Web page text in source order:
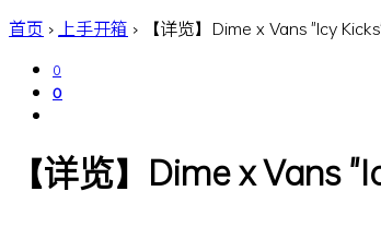
首页 › 上手开箱 › 【详览】Dime x Vans "Icy
0
0
【详览】Dime x Vans